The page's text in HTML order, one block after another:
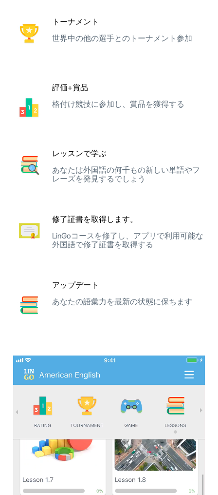
トーナメント
世界中の他の選手とのトーナメント参加
評価+賞品
格付け競技に参加し、賞品を獲得する
レッスンで学ぶ
あなたは外国語の何千もの新しい単語やフ
レーズを発見するでしょう
修了証書を取得します。
LinGoコースを修了し、アプリで利用可能な
外国語で修了証書を取得する
アップデート
あなたの語彙力を最新の状態に保ちます